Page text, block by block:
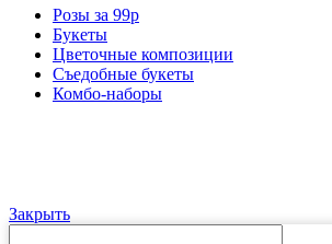
Розы за 99р
Букеты
Цветочные композиции
Съедобные букеты
Комбо-наборы
Закрыть